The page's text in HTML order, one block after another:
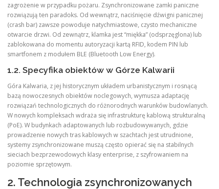
zagrożenie w przypadku pożaru. Zsynchronizowane zamki paniczne
rozwiązują ten paradoks. Od wewnątrz, naciśnięcie dźwigni panicznej
(crash bar) zawsze powoduje natychmiastowe, czysto mechaniczne
otwarcie drzwi. Od zewnątrz, klamka jest “miękka” (odsprzęglona) lub
zablokowana do momentu autoryzacji kartą RFID, kodem PIN lub
smartfonem z modułem BLE (Bluetooth Low Energy).
1.2. Specyfika obiektów w Górze Kalwarii
Góra Kalwaria, z jej historycznym układem urbanistycznym i rosnącą
bazą nowoczesnych obiektów noclegowych, wymusza adaptację
rozwiązań technologicznych do różnorodnych warunków budowlanych.
W nowych kompleksach wdraża się infrastrukturę kablową strukturalną
(PoE). W budynkach adaptowanych lub rozbudowywanych, gdzie
prowadzenie nowych tras kablowych w szachtach jest utrudnione,
systemy zsynchronizowane muszą często opierać się na stabilnych
sieciach bezprzewodowych klasy enterprise, z szyfrowaniem na
poziomie sprzętowym.
2. Technologia zsynchronizowanych